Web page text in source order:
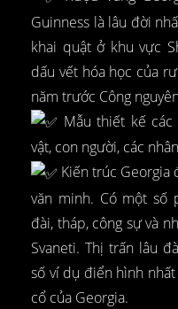
Guinness là lâu đời
khai quật ở khu vực
dấu vết hóa học của
năm trước Công
Mẫu thiết kế
vật, con người, các
Kiến trúc Georgia
văn minh. Có một số
đài, tháp, công sự và
Svaneti. Thị trấn lâu
số ví dụ điển hình
cổ của Georgia.